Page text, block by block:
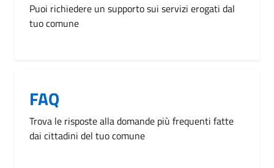
Puoi richiedere un supporto sui servizi erogati dal
tuo comune
FAQ
Trova le risposte alla domande più frequenti fatte
dai cittadini del tuo comune